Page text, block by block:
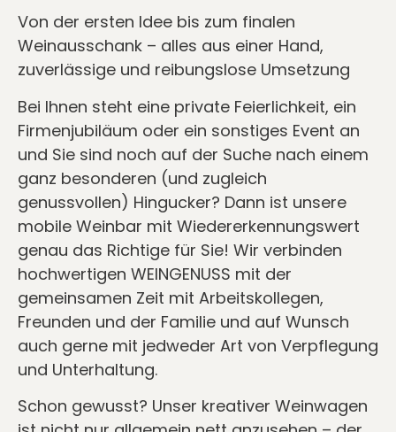
Von der ersten Idee bis zum finalen
Weinausschank – alles aus einer Hand,
zuverlässige und reibungslose Umsetzung
Bei Ihnen steht eine private Feierlichkeit, ein
Firmenjubiläum oder ein sonstiges Event an
und Sie sind noch auf der Suche nach einem
ganz besonderen (und zugleich
genussvollen) Hingucker? Dann ist unsere
mobile Weinbar mit Wiedererkennungswert
genau das Richtige für Sie! Wir verbinden
hochwertigen WEINGENUSS mit der
gemeinsamen Zeit mit Arbeitskollegen,
Freunden und der Familie und auf Wunsch
auch gerne mit jedweder Art von Verpflegung
und Unterhaltung.
Schon gewusst? Unser kreativer Weinwagen